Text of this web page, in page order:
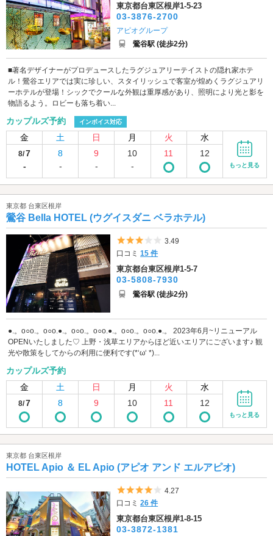
東京都台東区根岸1-5-23
03-3876-2700
アピオグループ
鶯谷駅 (徒歩2分)
■著名デザイナーがプロデュースしたラグジュアリーテイストの隠れ家ホテ
ル！鶯谷エリアでは実に珍しい、スタイリッシュで客室が煌めくラグジュアリ
ーホテルが登場！シックでクールな外観は重厚感があり、照明により光と影を
物語るよう。ロビーも落ち着い...
カップルズ予約 インボイス対応
金 土 日 月 火 水
8/7
-
8
-
9
-
10
-
11 12
もっと見る
東京都 台東区根岸
鶯谷 Bella HOTEL (ウグイスダニ ベラホテル)
5つ星のうち3
3.49
口コミ15 件
東京都台東区根岸1-5-7
03-5808-7930
鶯谷駅 (徒歩2分)
●.。o○o.。o○o.●.。o○o.。o○o.●.。o○o.。o○o.●.。 2023年6月~リニューアル
OPENいたしました♡ 上野・浅草エリアからほど近いエリアにございます♪ 観
光や散策をしてからの利用に便利です(*‘ω‘ *)...
カップルズ予約
金
土 日 月 火 水
8/7 8 9 10 11 12
もっと見る
東京都 台東区根岸
HOTEL Apio ＆ EL Apio (アピオ アンド エルアピオ)
5つ星のうち4
4.27
口コミ26 件
東京都台東区根岸1-8-15
03-3872-1381